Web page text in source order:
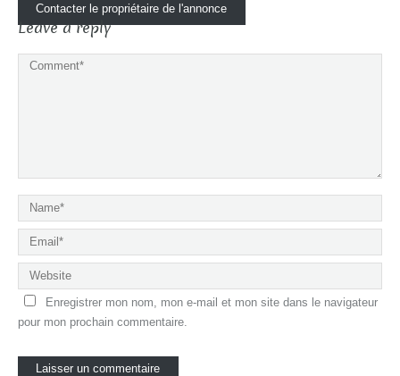
Contacter le propriétaire de l'annonce
Leave a reply
Enregistrer mon nom, mon e-mail et mon site dans le navigateur
pour mon prochain commentaire.